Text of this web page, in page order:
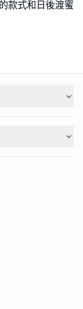
款式和日後渡蜜